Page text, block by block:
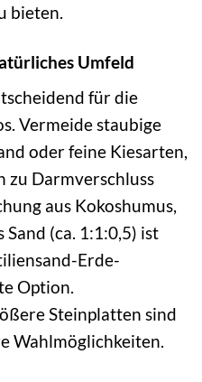
bieten.
Umfeld
für die
Vermeide staubige
oder feine Kiesarten,
zu Darmverschluss
aus Kokoshumus,
(ca. 1:1:0,5) ist
Erde-
Option.
Steinplatten sind
Wahlmöglichkeiten.